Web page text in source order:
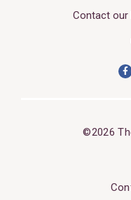
Contact our
©2026